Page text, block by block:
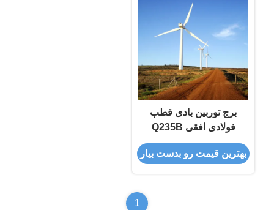
برج توربین بادی قطب
فولادی افقی Q235B
بهترین قیمت رو بدست بیار
1